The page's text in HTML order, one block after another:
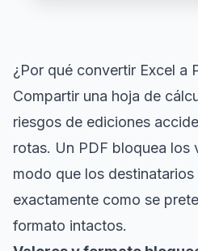
¿Por qué convertir Excel a
Compartir una hoja de
riesgos de ediciones
rotas. Un PDF bloquea los
modo que los
exactamente como se
formato intactos.